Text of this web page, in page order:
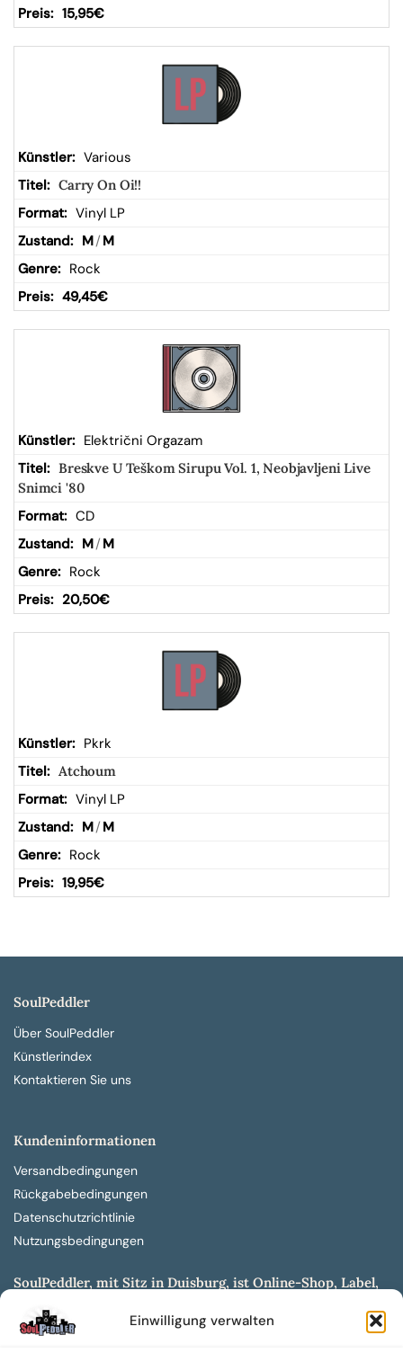
Einwilligung verwalten
15,95€
Various
Carry On Oi!!
Vinyl LP
M/ M
Rock
49,45€
Električni Orgazam
Breskve U Teškom Sirupu Vol. 1, Neobjavljeni Live
Snimci '80
CD
M/ M
Rock
20,50€
Pkrk
Atchoum
Vinyl LP
M/ M
Rock
19,95€
SoulPeddler
Über SoulPeddler
Künstlerindex
Kontaktieren Sie uns
Kundeninformationen
Versandbedingungen
Rückgabebedingungen
Datenschutzrichtlinie
Nutzungsbedingungen
SoulPeddler, mit Sitz in Duisburg, ist Online-Shop, Label,
entwickelt aus dem SoulPeddler Vinyl-Presswerk und